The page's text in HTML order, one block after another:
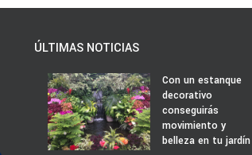
ÚLTIMAS NOTICIAS
Con un estanque
decorativo
conseguirás
movimiento y
belleza en tu jardín